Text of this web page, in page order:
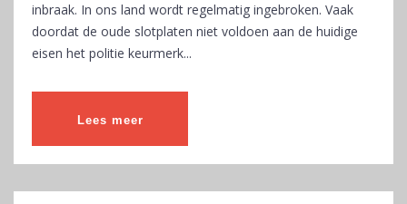
inbraak. In ons land wordt regelmatig ingebroken. Vaak
doordat de oude slotplaten niet voldoen aan de huidige
eisen het politie keurmerk...
Lees meer